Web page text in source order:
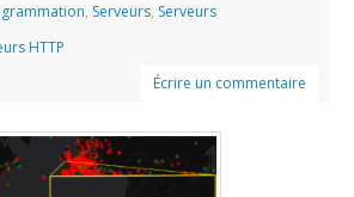
, Serveurs, Serveurs
HTTP
Écrire un commentaire